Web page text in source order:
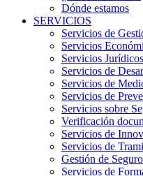
Dónde estamos
SERVICIOS
Servicios de
Servicios
Servicios Jurídicos
Servicios de
Servicios de
Servicios de
Servicios sobre
Verificación
Servicios de
Servicios de
Gestión de
Servicios de